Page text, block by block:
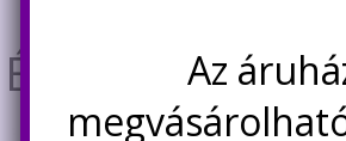
Érdekelhetnek
Az